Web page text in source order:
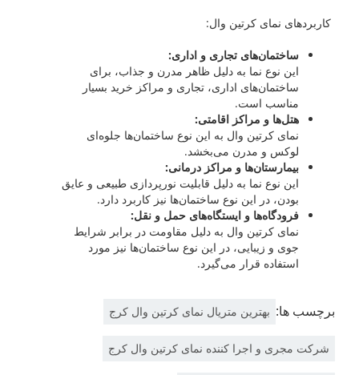
کاربردهای نمای کرتین وال:
ساختمان‌های تجاری و اداری:
این نوع نما به دلیل ظاهر مدرن و جذاب، برای
ساختمان‌های اداری، تجاری و مراکز خرید بسیار
مناسب است.
هتل‌ها و مراکز اقامتی:
نمای کرتین وال به این نوع ساختمان‌ها جلوه‌ای
لوکس و مدرن می‌بخشد.
بیمارستان‌ها و مراکز درمانی:
این نوع نما به دلیل قابلیت نورپردازی طبیعی و عایق
بودن، در این نوع ساختمان‌ها نیز کاربرد دارد.
فرودگاه‌ها و ایستگاه‌های حمل و نقل:
نمای کرتین وال به دلیل مقاومت در برابر شرایط
جوی و زیبایی، در این نوع ساختمان‌ها نیز مورد
استفاده قرار می‌گیرد.
برچسب ها: بهترین متریال نمای کرتین وال کرج
شرکت مجری و اجرا کننده نمای کرتین وال کرج